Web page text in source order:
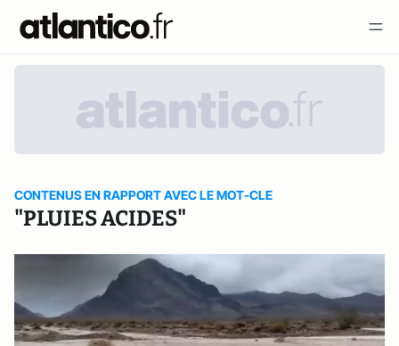
CONTENUS EN RAPPORT AVEC LE MOT-CLE
"PLUIES ACIDES"